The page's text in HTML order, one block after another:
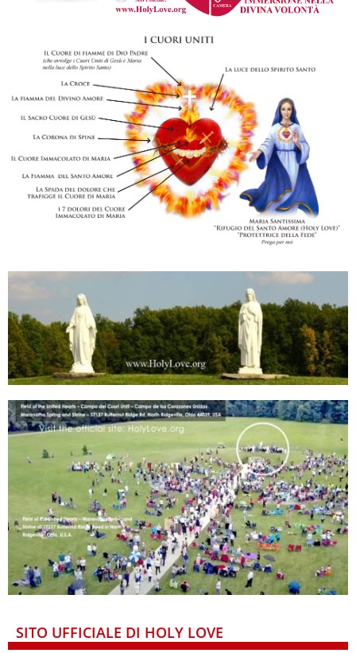
SITO UFFICIALE DI HOLY LOVE